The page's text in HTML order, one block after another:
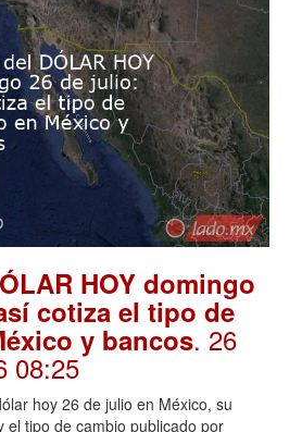
HOY domingo
cotiza el tipo de
y bancos. 26
08:25
hoy 26 de julio en México, su
el tipo de cambio publicado por